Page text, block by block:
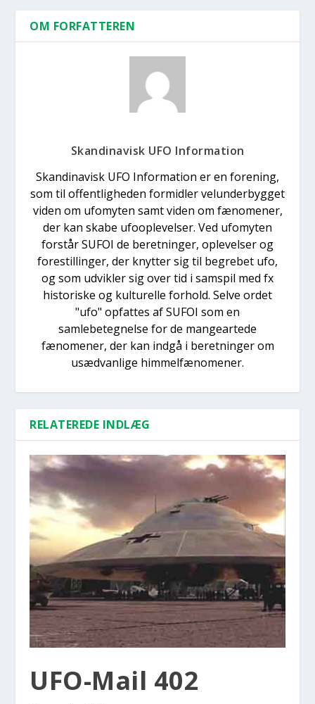
OM FORFATTEREN
Skandinavisk UFO Information
Skandinavisk UFO Information er en forening,
som til offentligheden formidler velunderbygget
viden om ufomyten samt viden om fænomener,
der kan skabe ufooplevelser. Ved ufomyten
forstår SUFOI de beretninger, oplevelser og
forestillinger, der knytter sig til begrebet ufo,
og som udvikler sig over tid i samspil med fx
historiske og kulturelle forhold. Selve ordet
"ufo" opfattes af SUFOI som en
samlebetegnelse for de mangeartede
fænomener, der kan indgå i beretninger om
usædvanlige himmelfænomener.
RELATEREDE INDLÆG
UFO-Mail 402